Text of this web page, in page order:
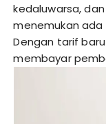
kedaluwarsa,
menemukan ada
Dengan tarif
membayar